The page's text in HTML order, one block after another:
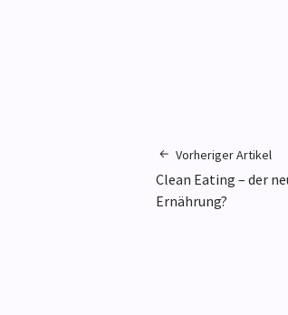
Vorheriger Artikel
Clean Eating – der
Ernährung?